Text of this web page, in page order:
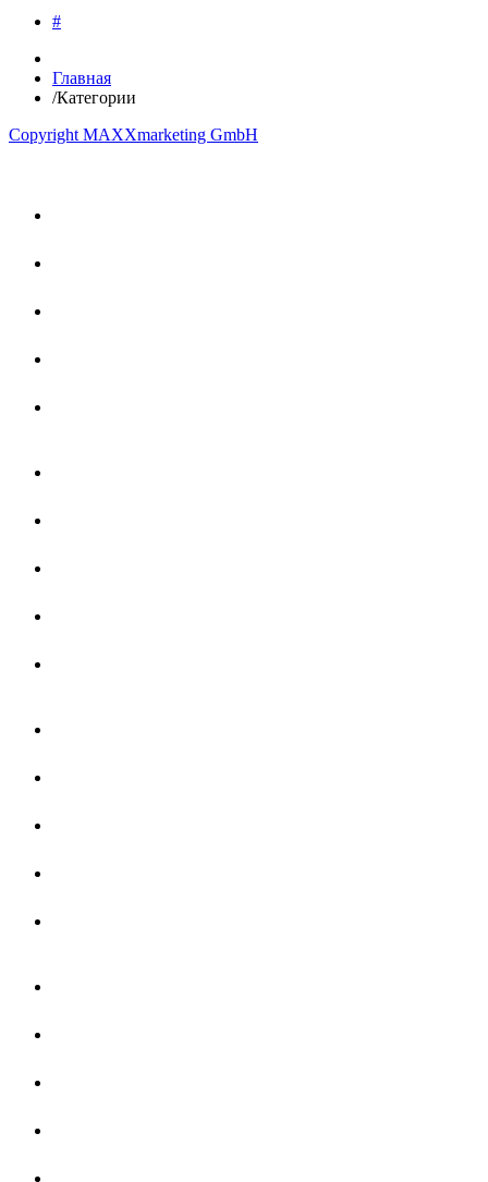
#
Главная
/Категории
Copyright MAXXmarketing GmbH